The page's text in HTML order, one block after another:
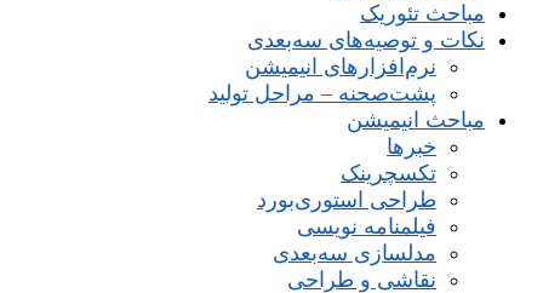
مباحث تئوریک
نکات و توصیه‌های‌ سه‌بعدی
نرم‌افزارهای انیمیشن
پشت‌صحنه – مراحل تولید
مباحث انیمیشن
خبرها
تکسچرینک
طراحی استوری‌بورد
فیلمنامه نویسی
مدلسازی سه‌بعدی
نقاشی و طراحی